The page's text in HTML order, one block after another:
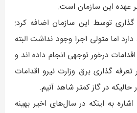
عهده این سازمان است.
گذاری توسط این سازمان اضافه کرد:
اما متولی اجرا وجود نداشت البته
درخور توجهی انجام داده اند و
گذاری برق وزارت نیرو اقدامات
در گاز کمتر شاهد آنیم.
به اینکه در سال‌های اخیر بهینه